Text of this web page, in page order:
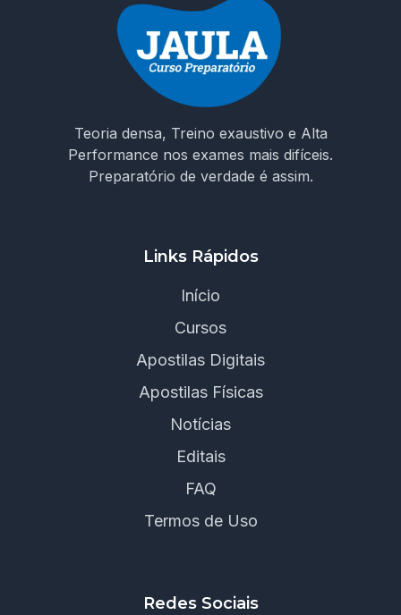
Teoria densa, Treino exaustivo e Alta
Performance nos exames mais difíceis.
Preparatório de verdade é assim.
Links Rápidos
Início
Cursos
Apostilas Digitais
Apostilas Físicas
Notícias
Editais
FAQ
Termos de Uso
Redes Sociais